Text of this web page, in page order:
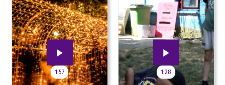
1:57 1:28